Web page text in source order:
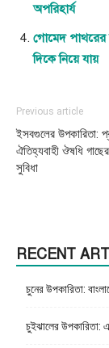
অপরিহার্য
গোমেদ পাথরের
দিকে নিয়ে যায়
Previous article
ইসবগুলের উপকারিতা:
ঐতিহ্যবাহী ঔষধি
সুবিধা
RECENT
চুনের উপকারিতা:
চুইঝালের উপকারিতা: